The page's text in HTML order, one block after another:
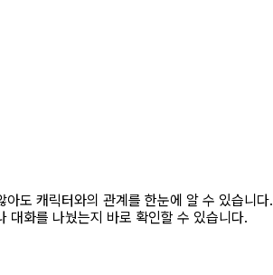
도 캐릭터와의 관계를 한눈에 알 수 있습니다.
대화를 나눴는지 바로 확인할 수 있습니다.